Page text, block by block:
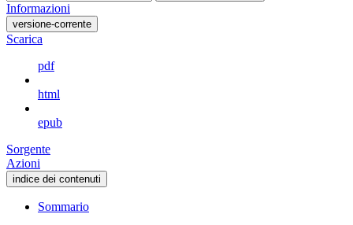
Informazioni
versione-corrente
Scarica
pdf
html
epub
Sorgente
Azioni
indice dei contenuti
Sommario